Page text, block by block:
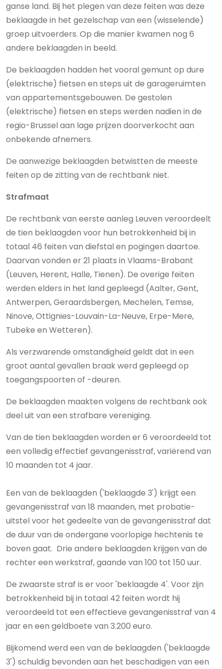
ganse land. Bij het plegen van deze feiten was deze
beklaagde in het gezelschap van een (wisselende)
groep uitvoerders. Op die manier kwamen nog 6
andere beklaagden in beeld.
De beklaagden hadden het vooral gemunt op dure
(elektrische) fietsen en steps uit de garageruimten
van appartementsgebouwen. De gestolen
(elektrische) fietsen en steps werden nadien in de
regio-Brussel aan lage prijzen doorverkocht aan
onbekende afnemers.
De aanwezige beklaagden betwistten de meeste
feiten op de zitting van de rechtbank niet.
Strafmaat
De rechtbank van eerste aanleg Leuven veroordeelt
de tien beklaagden voor hun betrokkenheid bij in
totaal 46 feiten van diefstal en pogingen daartoe.
Daarvan vonden er 21 plaats in Vlaams-Brabant
(Leuven, Herent, Halle, Tienen). De overige feiten
werden elders in het land gepleegd (Aalter, Gent,
Antwerpen, Geraardsbergen, Mechelen, Temse,
Ninove, Ottignies-Louvain-La-Neuve, Erpe-Mere,
Tubeke en Wetteren).
Als verzwarende omstandigheid geldt dat in een
groot aantal gevallen braak werd gepleegd op
toegangspoorten of -deuren.
De beklaagden maakten volgens de rechtbank ook
deel uit van een strafbare vereniging.
Van de tien beklaagden worden er 6 veroordeeld tot
een volledig effectief gevangenisstraf, variërend van
10 maanden tot 4 jaar.
Een van de beklaagden ('beklaagde 3') krijgt een
gevangenisstraf van 18 maanden, met probatie-
uitstel voor het gedeelte van de gevangenisstraf dat
de duur van de ondergane voorlopige hechtenis te
boven gaat. Drie andere beklaagden krijgen van de
rechter een werkstraf, gaande van 100 tot 150 uur.
De zwaarste straf is er voor 'beklaagde 4'. Voor zijn
betrokkenheid bij in totaal 42 feiten wordt hij
veroordeeld tot een effectieve gevangenisstraf van 4
jaar en een geldboete van 3.200 euro.
Bijkomend werd een van de beklaagden ('beklaagde
3') schuldig bevonden aan het beschadigen van een